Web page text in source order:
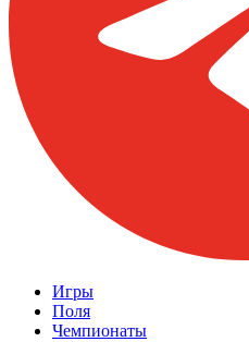
Игры
Поля
Чемпионаты